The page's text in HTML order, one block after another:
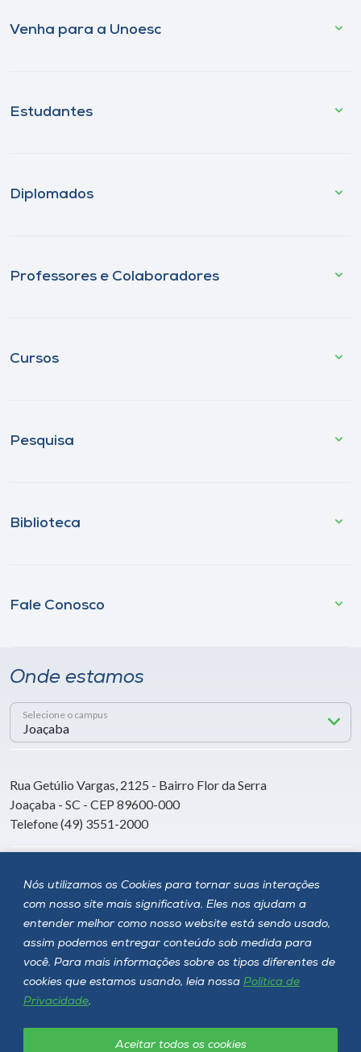
Nós utilizamos os Cookies para tornar suas interações
com nosso site mais significativa. Eles nos ajudam a
entender melhor como nosso website está sendo usado,
assim podemos entregar conteúdo sob medida para
você. Para mais informações sobre os tipos diferentes de
cookies que estamos usando, leia nossa Política de
Privacidade.
Aceitar todos os cookies
Venha para a Unoesc
Estudantes
Diplomados
Professores e Colaboradores
Cursos
Pesquisa
Biblioteca
Fale Conosco
Onde estamos
Selecione o campus
Rua Getúlio Vargas, 2125 - Bairro Flor da Serra
Joaçaba - SC - CEP 89600-000
Telefone (49) 3551-2000
Siga a Unoesc